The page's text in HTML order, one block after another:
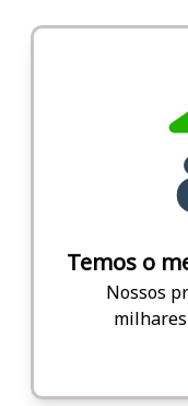
Temos o
Nossos